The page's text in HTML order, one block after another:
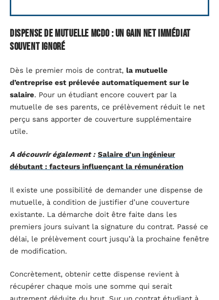
Dispense de mutuelle McDo : un gain net immédiat
souvent ignoré
Dès le premier mois de contrat, la mutuelle
d’entreprise est prélevée automatiquement sur le
salaire. Pour un étudiant encore couvert par la
mutuelle de ses parents, ce prélèvement réduit le net
perçu sans apporter de couverture supplémentaire
utile.
A découvrir également : Salaire d'un ingénieur
débutant : facteurs influençant la rémunération
Il existe une possibilité de demander une dispense de
mutuelle, à condition de justifier d’une couverture
existante. La démarche doit être faite dans les
premiers jours suivant la signature du contrat. Passé ce
délai, le prélèvement court jusqu’à la prochaine fenêtre
de modification.
Concrètement, obtenir cette dispense revient à
récupérer chaque mois une somme qui serait